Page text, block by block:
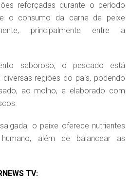
reforçadas durante o período
o consumo da carne de peixe
principalmente entre a
saboroso, o pescado está
diversas regiões do país, podendo
ao molho, e elaborado com
o peixe oferece nutrientes
além de balancear as
TV: